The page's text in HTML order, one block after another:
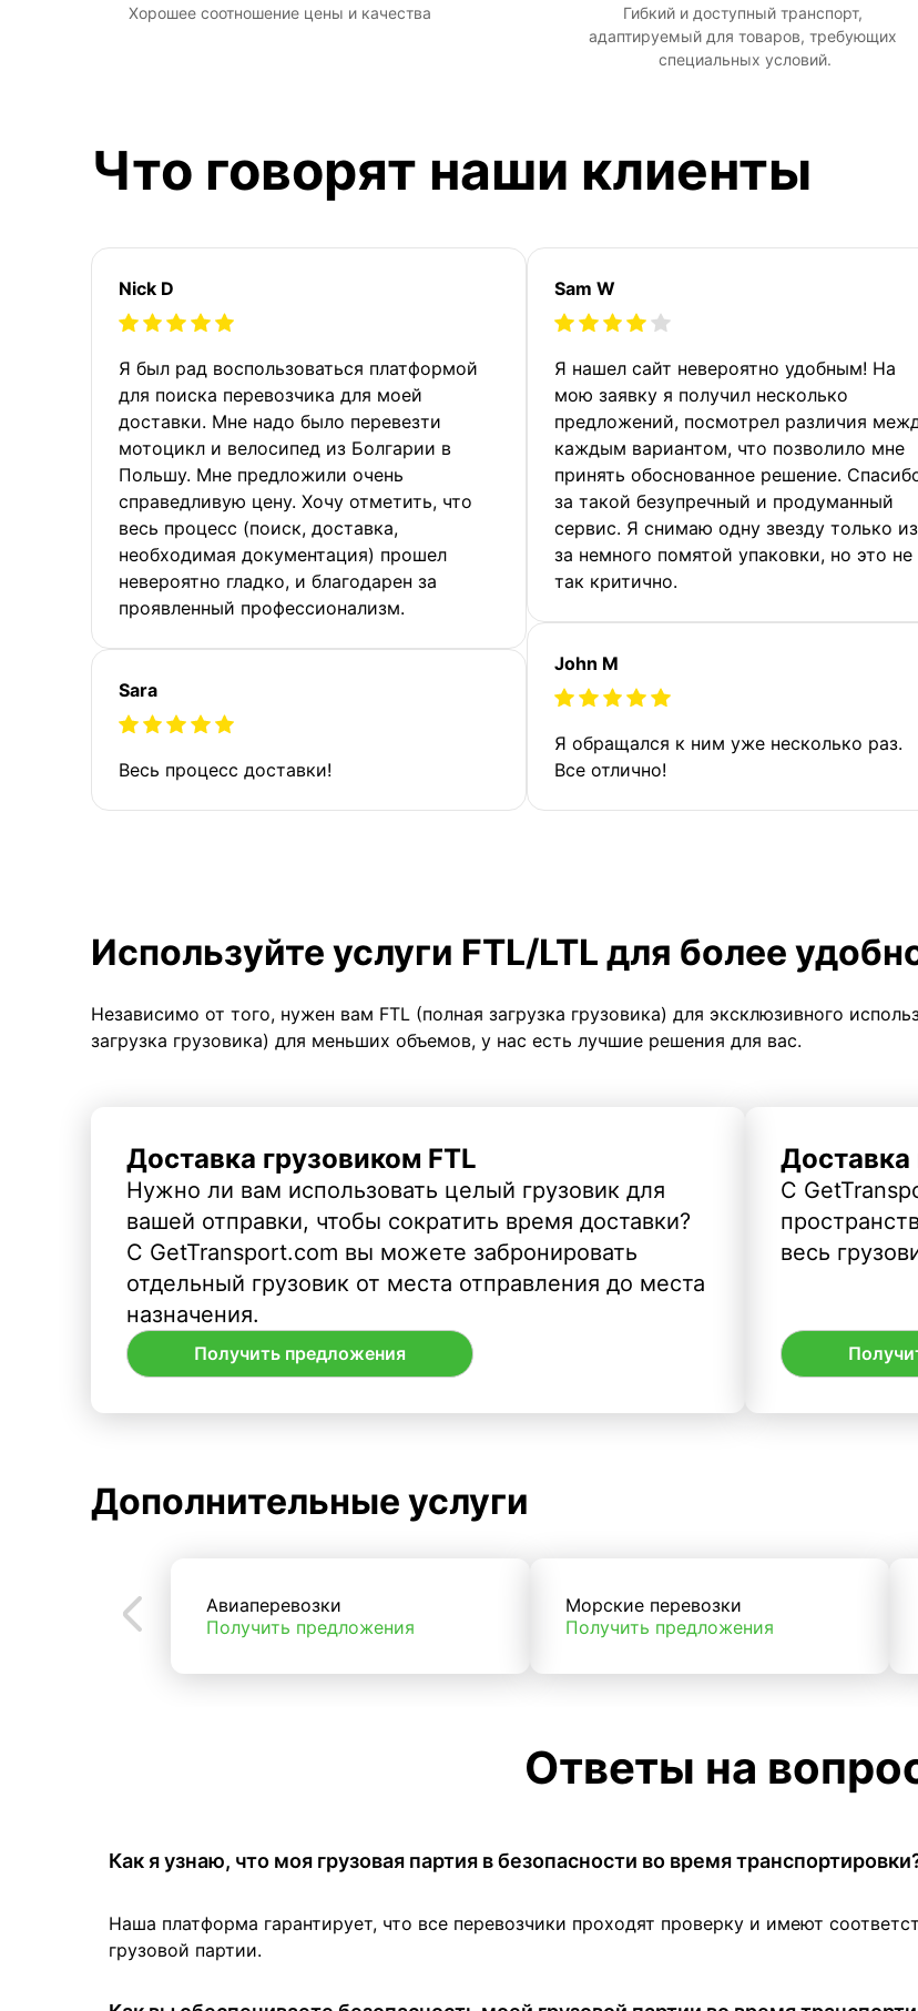
Хорошее соотношение цены и качества
Гибкий и доступный транспорт,
адаптируемый для товаров, требующих
специальных условий.
Что говорят наши клиенты
Nick D
Я был рад воспользоваться платформой
для поиска перевозчика для моей
доставки. Мне надо было перевезти
мотоцикл и велосипед из Болгарии в
Польшу. Мне предложили очень
справедливую цену. Хочу отметить, что
весь процесс (поиск, доставка,
необходимая документация) прошел
невероятно гладко, и благодарен за
проявленный профессионализм.
Sara
Весь процесс доставки!
Sam W
Я нашел сайт невероятно удобным! На
мою заявку я получил несколько
предложений, посмотрел различия
каждым вариантом, что позволило мне
принять обоснованное решение.
за такой безупречный и продуманный
сервис. Я снимаю одну звезду только
за немного помятой упаковки, но это не
так критично.
John M
Я обращался к ним уже несколько раз.
Все отлично!
Используйте услуги FTL/LTL для более
Независимо от того, нужен вам FTL (полная загрузка грузовика) для эксклюзивного
загрузка грузовика) для меньших объемов, у нас есть лучшие решения для вас.
Доставка грузовиком FTL
Нужно ли вам использовать целый грузовик для
вашей отправки, чтобы сократить время доставки?
С GetTransport.com вы можете забронировать
отдельный грузовик от места отправления до места
назначения.
Получить предложения
Доставка
С
весь
Дополнительные услуги
Авиаперевозки
Получить предложения
Морские перевозки
Получить предложения
Ответы на
Как я узнаю, что моя грузовая партия в безопасности во время
Наша платформа гарантирует, что все перевозчики проходят проверку и имеют
грузовой партии.